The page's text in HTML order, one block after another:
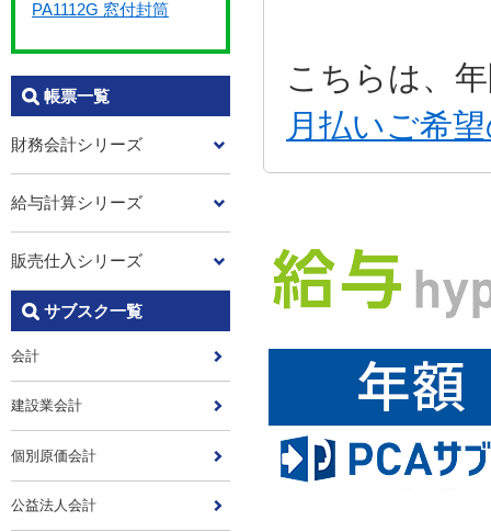
PA1112G 窓付封筒
帳票一覧
財務会計シリーズ
給与計算シリーズ
販売仕入シリーズ
サブスク一覧
会計
建設業会計
個別原価会計
公益法人会計
こちらは、
月払いご希